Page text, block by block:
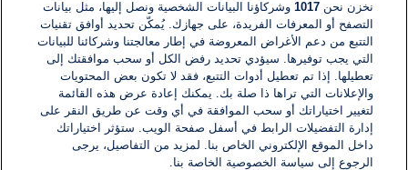
اكتب تعليقًا جديدًا ...
نخزن نحن1017 وشركاؤنا البيانات الشخصية ونصل إليها، مثل بيانات
التصفح أو المعرفات الفريدة، على جهازك. يُمكّن تحديد أوافق تقنيات
التتبع من دعم الأغراض المعروضة في إطار معالجتنا وشركائنا للبيانات
التي يجب توفيرها. سيؤدي تحديد رفض الكل أو سحب موافقتك إلى
تعطيلها. إذا تم تعطيل أدوات التتبع، فقد لا تكون بعض المحتويات
والإعلانات التي تراها ذا صلة بك. يمكنك إعادة عرض هذه القائمة
لتغيير اختياراتك أو سحب الموافقة في أي وقت عن طريق النقر على
إدارة التفضيلات الرابط في أسفل صفحة الويب. ستؤثر اختياراتك
داخل الموقع الإلكتروني الخاص بنا. لمزيد من التفاصيل، يرجى
الرجوع إلى سياسة الخصوصية الخاصة بنا.